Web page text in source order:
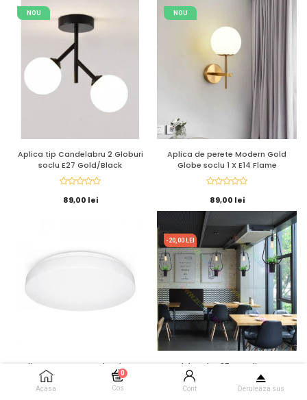
NOU
Aplica tip Candelabru 2 Globuri
soclu E27 Gold/Black
89,00 lei
NOU
Aplica de perete Modern Gold
Globe soclu 1 X E14 Flame
89,00 lei
Aplica LED cu senzor de miscare
si crepuscular 18W Ip44 32cm
-20,00 LEI
Pendul soclu E27 metalic Nature
Acasa Cos
0
Cont Deruleaza sus